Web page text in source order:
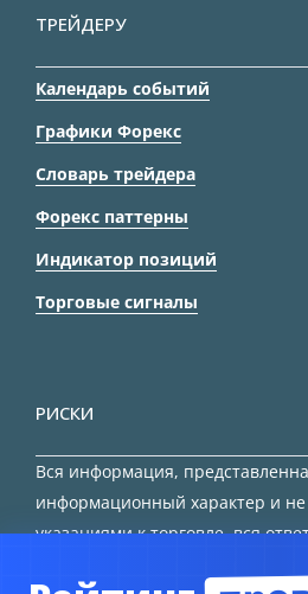
ТРЕЙДЕРУ
Календарь событий
Графики Форекс
Словарь трейдера
Форекс паттерны
Индикатор позиций
Торговые сигналы
РИСКИ
Вся информация,
информационный характер и
указаниями к торговле, вся